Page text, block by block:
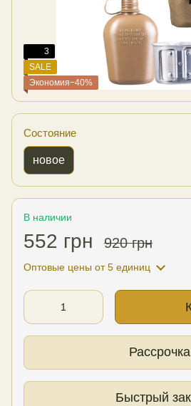
3
SALE
Экономия−40%
Состояние
новое
В наличии
552 грн 920 грн
Оптовые цены от 5 единиц
Рассрочка
Быстрый